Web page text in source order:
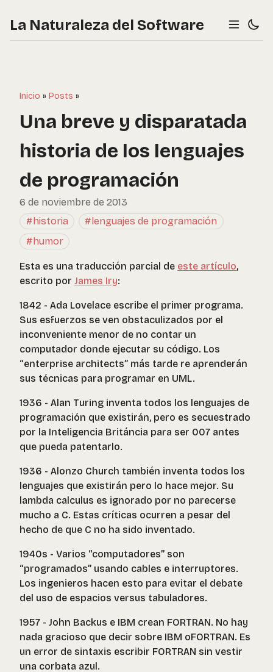
La Naturaleza del Software
Inicio » Posts »
Una breve y disparatada
historia de los lenguajes
de programación
6 de noviembre de 2013
#historia
#lenguajes de programación
#humor
Esta es una traducción parcial de este artículo,
escrito por James Iry:
1842 - Ada Lovelace escribe el primer programa.
Sus esfuerzos se ven obstaculizados por el
inconveniente menor de no contar un
computador donde ejecutar su código. Los
“enterprise architects” más tarde re aprenderán
sus técnicas para programar en UML.
1936 - Alan Turing inventa todos los lenguajes de
programación que existirán, pero es secuestrado
por la Inteligencia Británcia para ser 007 antes
que pueda patentarlo.
1936 - Alonzo Church también inventa todos los
lenguajes que existirán pero lo hace mejor. Su
lambda calculus es ignorado por no parecerse
mucho a C. Estas críticas ocurren a pesar del
hecho de que C no ha sido inventado.
1940s - Varios “computadores” son
“programados” usando cables e interruptores.
Los ingenieros hacen esto para evitar el debate
del uso de espacios versus tabuladores.
1957 - John Backus e IBM crean FORTRAN. No hay
nada gracioso que decir sobre IBM oFORTRAN. Es
un error de sintaxis escribir FORTRAN sin vestir
una corbata azul.